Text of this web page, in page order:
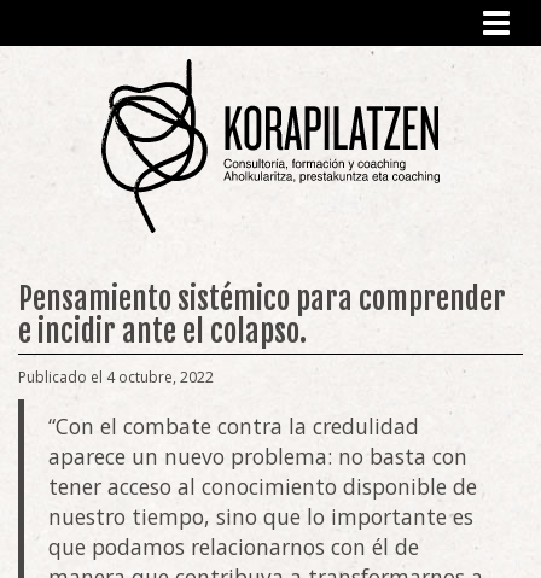
Pensamiento sistémico para comprender
e incidir ante el colapso.
Publicado el 4 octubre, 2022
“Con el combate contra la credulidad
aparece un nuevo problema: no basta con
tener acceso al conocimiento disponible de
nuestro tiempo, sino que lo importante es
que podamos relacionarnos con él de